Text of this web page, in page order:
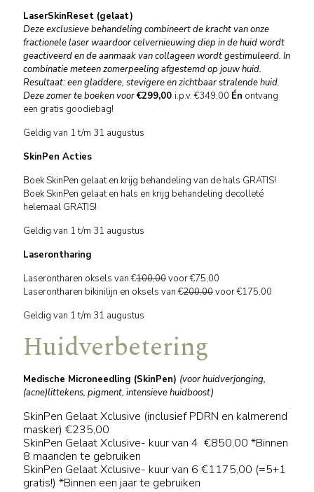
LaserSkinReset (gelaat)
Deze exclusieve behandeling combineert de kracht van onze
fractionele laser waardoor celvernieuwing diep in de huid wordt
geactiveerd en de aanmaak van collageen wordt gestimuleerd. In
combinatie meteen zomerpeeling afgestemd op jouw huid.
Resultaat: een gladdere, stevigere en zichtbaar stralende huid.
Deze zomerte boeken voor€299,00 i.p.v. €349,00 Én ontvang
een gratis goodiebag!
Geldig van 1 t/m 31 augustus
SkinPen Acties
Boek SkinPen gelaat en krijg behandeling van de hals GRATIS!
Boek SkinPen gelaat en hals en krijg behandeling decolleté
helemaal GRATIS!
Geldig van 1 t/m 31 augustus
Laserontharing
Laserontharen oksels van €100,00voor €75,00
Laserontharen bikinilijn en oksels van €200,00voor €175,00
Geldig van 1 t/m 31 augustus
Huidverbetering
Medische Microneedling (SkinPen) (voor huidverjonging,
(acne)littekens, pigment, intensieve huidboost)
SkinPen Gelaat Xclusive (inclusief PDRN en kalmerend
masker) €235,00
SkinPen Gelaat Xclusive- kuur van 4 €850,00 *Binnen
8 maanden te gebruiken
SkinPen Gelaat Xclusive- kuur van 6 €1175,00 (=5+1
gratis!) *Binnen een jaar te gebruiken